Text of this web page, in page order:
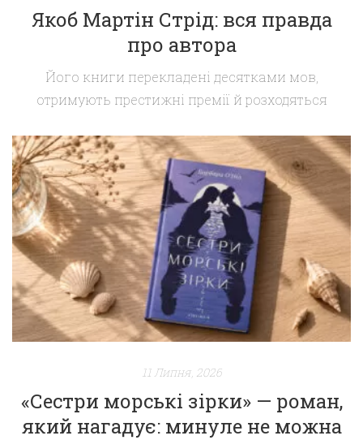
Якоб Мартін Стрід: вся правда
про автора
Його книги перекладені десятками мов,
отримують престижні премії й розходяться
дітей, хто такий Якоб Мартін Стрід — більшість
відповість просто: «Той, хто намалював велет-
грушку». І це, мабуть, найкращий комплімент,
який може отримати автор дитячої книги. Хто він
насправді? Якоб Мартін Стрід народився в 1979
році в Данії. З раннього дитинства […]
11 Липня, 2026
«Сестри морські зірки» — роман,
який нагадує: минуле не можна